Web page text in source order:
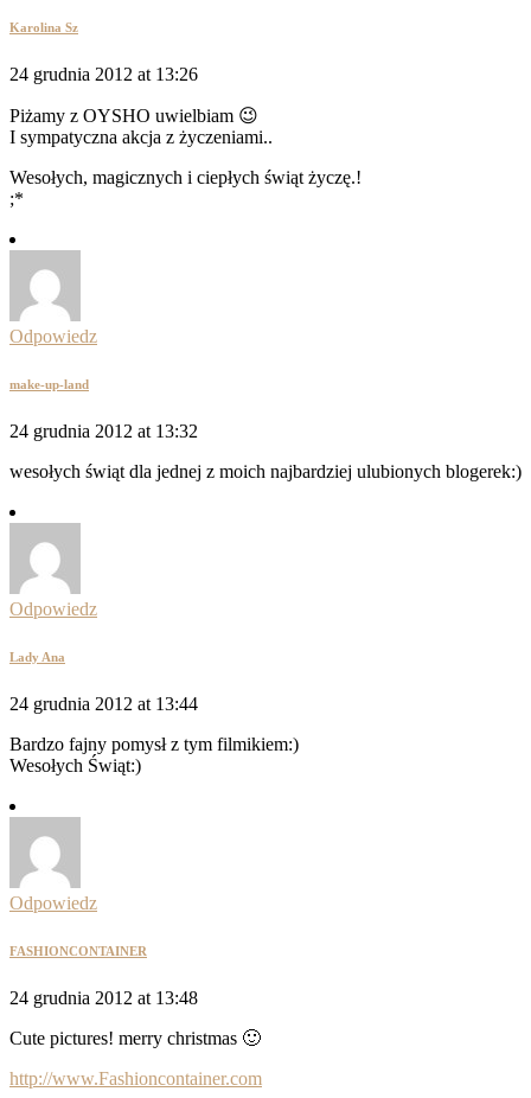
Karolina Sz
24 grudnia 2012 at 13:26
Piżamy z OYSHO uwielbiam 😉
I sympatyczna akcja z życzeniami..
Wesołych, magicznych i ciepłych świąt życzę.!
;*
Odpowiedz
make-up-land
24 grudnia 2012 at 13:32
wesołych świąt dla jednej z moich najbardziej ulubionych blogerek:)
Odpowiedz
Lady Ana
24 grudnia 2012 at 13:44
Bardzo fajny pomysł z tym filmikiem:)
Wesołych Świąt:)
Odpowiedz
FASHIONCONTAINER
24 grudnia 2012 at 13:48
Cute pictures! merry christmas 🙂
http://www.Fashioncontainer.com